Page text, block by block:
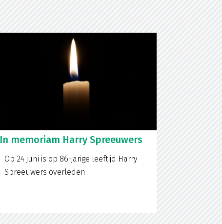
In memoriam Harry Spreeuwers
Op 24 juni is op 86-jarige leeftijd Harry
Spreeuwers overleden